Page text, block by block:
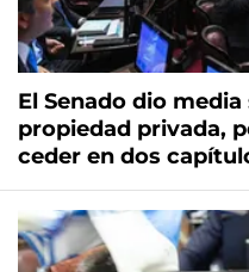
El Senado dio
propiedad privada,
ceder en dos